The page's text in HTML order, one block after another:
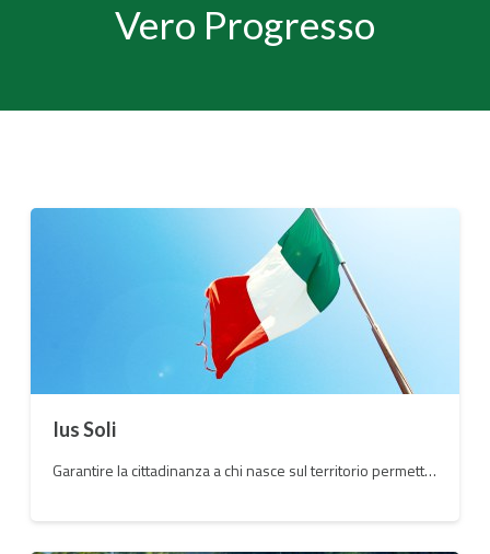
Vero Progresso
Ius Soli
Garantire la cittadinanza a chi nasce sul territorio permetterebbe di risolvere molte delle problematiche sociali legate al fenomeno dell'immigrazione